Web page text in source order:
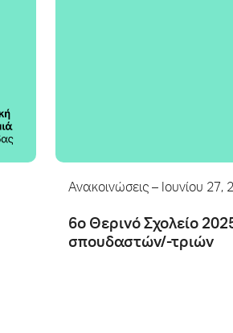
Ανακοινώσεις – Ιουνίου 27,
6ο Θερινό Σχολείο
σπουδαστών/-τριών